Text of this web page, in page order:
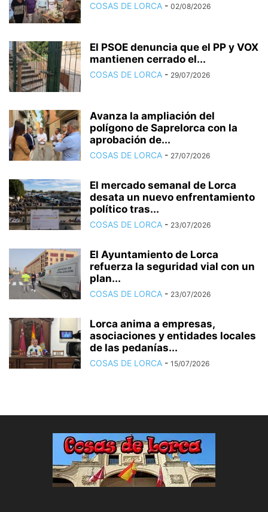
COSAS DE LORCA - 02/08/2026
El PSOE denuncia que el PP y VOX
mantienen cerrado el...
COSAS DE LORCA - 29/07/2026
Avanza la ampliación del
polígono de Saprelorca con la
aprobación de...
COSAS DE LORCA - 27/07/2026
El mercado semanal de Lorca
desata un nuevo enfrentamiento
político tras...
COSAS DE LORCA - 23/07/2026
El Ayuntamiento de Lorca
refuerza la seguridad vial con un
plan...
COSAS DE LORCA - 23/07/2026
Lorca anima a empresas,
asociaciones y entidades locales
de las pedanías...
COSAS DE LORCA - 15/07/2026